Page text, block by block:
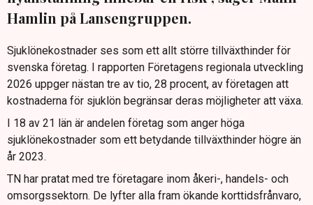
Hamlin på Lansengruppen.
Sjuklönekostnader ses som ett allt större tillväxthinder för
svenska företag. I rapporten Företagens regionala utveckling
2026 uppger nästan tre av tio, 28 procent, av företagen att
kostnaderna för sjuklön begränsar deras möjligheter att växa.
I 18 av 21 län är andelen företag som anger höga
sjuklönekostnader som ett betydande tillväxthinder högre än
år 2023.
TN har pratat med tre företagare inom åkeri-, handels- och
omsorgssektorn. De lyfter alla fram ökande korttidsfrånvaro,